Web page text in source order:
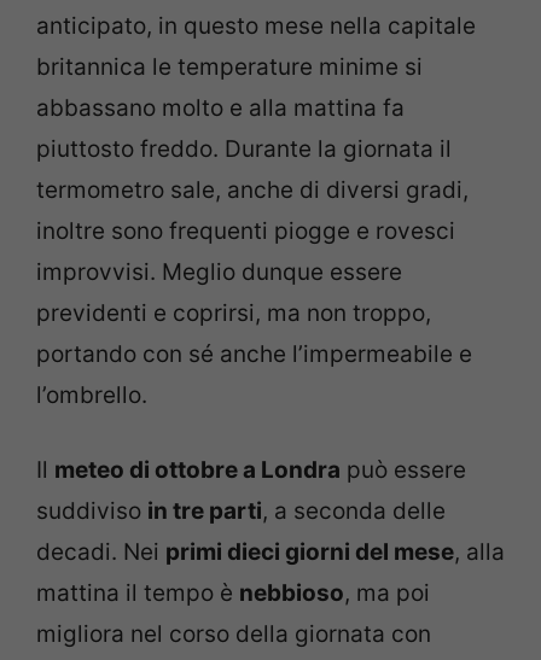
anticipato, in questo mese nella capitale
britannica le temperature minime si
abbassano molto e alla mattina fa
piuttosto freddo. Durante la giornata il
termometro sale, anche di diversi gradi,
inoltre sono frequenti piogge e rovesci
improvvisi. Meglio dunque essere
previdenti e coprirsi, ma non troppo,
portando con sé anche l’impermeabile e
l’ombrello.
Il meteo di ottobre a Londra può essere
suddiviso in tre parti, a seconda delle
decadi. Nei primi dieci giorni del mese, alla
mattina il tempo è nebbioso, ma poi
migliora nel corso della giornata con